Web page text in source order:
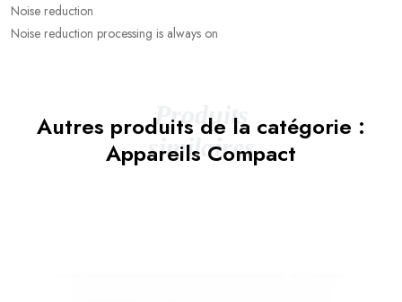
Noise reduction
Noise reduction processing is always on
Produits
similaires
Autres produits de la catégorie :
Appareils Compact